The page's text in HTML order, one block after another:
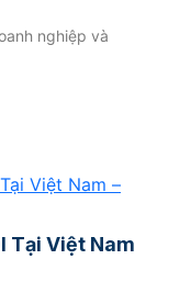
nghiệp và
Tại Việt Nam